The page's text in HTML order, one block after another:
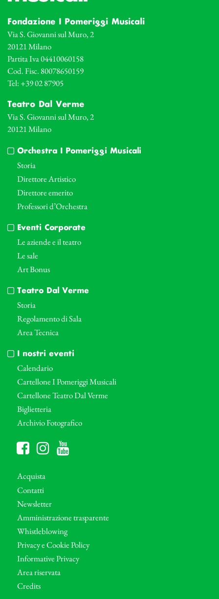
Fondazione I Pomeriggi Musicali
Via S. Giovanni sul Muro, 2
20121 Milano
Partita Iva 04410060158
Cod. Fisc. 80078650159
Tel: +39 02 87905
Teatro Dal Verme
Via S. Giovanni sul Muro, 2
20121 Milano
Orchestra I Pomeriggi Musicali
Storia
Direttore Artistico
Direttore emerito
Professori d’Orchestra
Eventi Corporate
Le aziende e il teatro
Le sale
Art Bonus
Teatro Dal Verme
Storia
Regolamento di Sala
Area Tecnica
I nostri eventi
Calendario
Cartellone I Pomeriggi Musicali
Cartellone Teatro Dal Verme
Biglietteria
Archivio Fotografico
Acquista
Contatti
Newsletter
Amministrazione trasparente
Whistleblowing
Privacy e Cookie Policy
Informative Privacy
Area riservata
Credits